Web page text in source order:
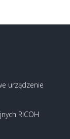
urządzenie
RICOH